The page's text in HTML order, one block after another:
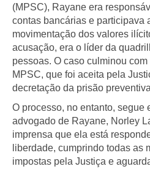
(MPSC), Rayane era
contas bancárias e participava
movimentação dos valores
acusação, era o líder da
pessoas. O caso culminou
MPSC, que foi aceita pela
decretação da prisão
O processo, no entanto, segue
advogado de Rayane, Norley
imprensa que ela está
liberdade, cumprindo todas as
impostas pela Justiça e